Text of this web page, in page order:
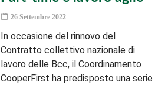
26 Settembre 2022
In occasione del rinnovo del
Contratto collettivo nazionale di
lavoro delle Bcc, il Coordinamento
CooperFirst ha predisposto una serie